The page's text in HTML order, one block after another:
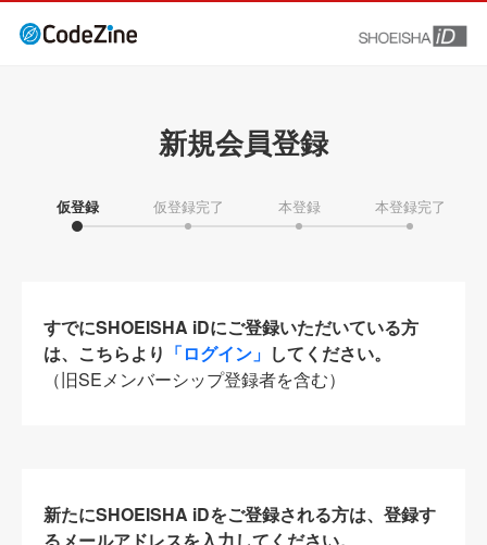
新規会員登録
仮登録 仮登録完了 本登録 本登録完了
すでにSHOEISHA iDにご登録いただいている方
は、こちらより 「ログイン」 してください。
（旧SEメンバーシップ登録者を含む）
新たにSHOEISHA iDをご登録される方は、登録す